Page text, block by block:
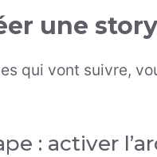
une
qui vont suivre,
: activer